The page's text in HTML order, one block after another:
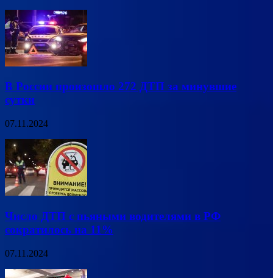
В России произошло 272 ДТП за минувшие
сутки
07.11.2024
Число ДТП с пьяными водителями в РФ
сократилось на 11%
07.11.2024